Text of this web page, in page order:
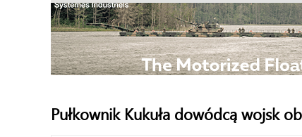
Pułkownik Kukuła dowódcą wojsk